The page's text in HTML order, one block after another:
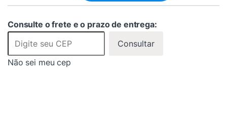
Consulte o frete e o prazo de entrega:
Consultar
Não sei meu cep